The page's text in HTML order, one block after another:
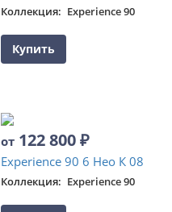
Коллекция Experience 90
Купить
от 122 800₽
Experience 90 6 Нео К 08
Коллекция Experience 90